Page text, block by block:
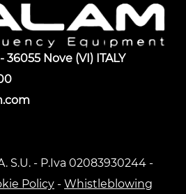
36055 Nove (VI) ITALY
S.U. - P.Iva 02083930244 -
Policy - Whistleblowing